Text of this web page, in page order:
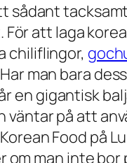
sådant
att laga
chiliflingor,
man bara
en gigantisk
på att
Food på
man inte bor